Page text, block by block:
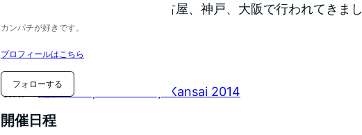
カンパチが好きです。
プロフィールはこちら
フォローする
都、福岡、横浜、名古屋、神戸、大阪で行われてきまし
た。
引用： 開催概要 | WordCamp Kansai 2014
開催日程